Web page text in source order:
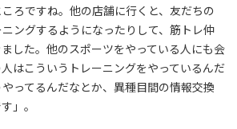
ろですね。他の店舗に行くと、友だちの
ングするようになったりして、筋トレ仲
した。他のスポーツをやっている人にも会
はこういうトレーニングをやっているんだ
ってるんだなとか、異種目間の情報交換
」。